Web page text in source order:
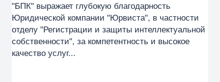
"БПК" выражает глубокую благодарность
Юридической компании "Юрвиста", в частности
отделу "Регистрации и защиты интеллектуальной
собственности", за компетентность и высокое
качество услуг...